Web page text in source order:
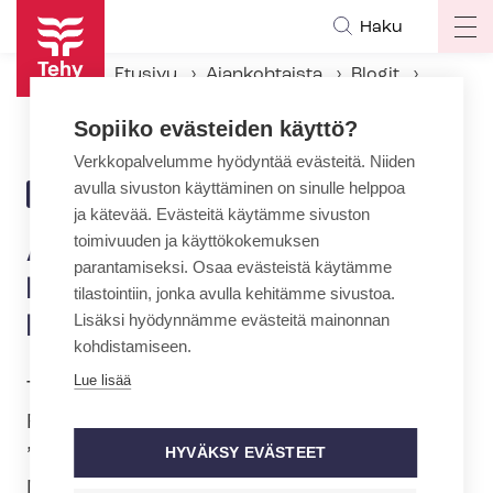
Hyppää
pääsisältöön
Haku
Etusivu Ajankohtaista
Blogit
BLOGI 19.9.2023 | 8:52
Ai­kuis­kou­lu­tus­tuen
lakkauttaminen on kuin
kirsikka kakun päällä
Tehy järjestää 20.9. kello 16 Helsingissä
Rautatientorilla mielenosoituksen
”Hallitus vie meiltä rahat ja oikeudet”.
Meillä on monia syitä minkä vuoksi
Sopiiko evästeiden käyttö?
Verkkopalvelumme hyödyntää evästeitä. Niiden
avulla sivuston käyttäminen on sinulle helppoa
ja kätevää. Evästeitä käytämme sivuston
toimivuuden ja käyttökokemuksen
parantamiseksi. Osaa evästeistä käytämme
tilastointiin, jonka avulla kehitämme sivustoa.
Lisäksi hyödynnämme evästeitä mainonnan
kohdistamiseen.
Lue lisää
HYVÄKSY EVÄSTEET